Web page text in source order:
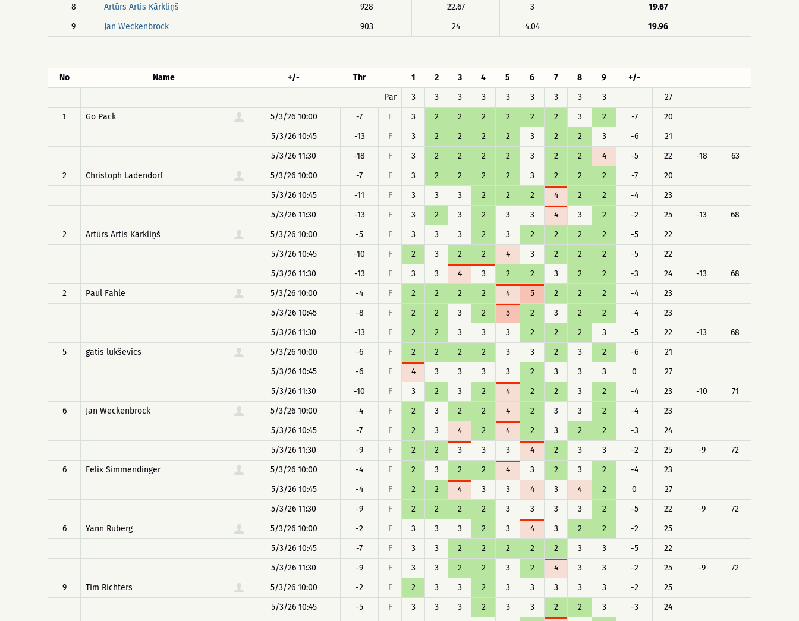
8
Artūrs Artis Kārkliņš 928 22.67 3
19.67
9
Jan Weckenbrock 903 24 4.04 19.96
No Name +/- Thr 1 2 3 4 5 6 7 8 9
+/-
Par
3 3 3 3 3 3 3 3 3
27
1
Go Pack 5/3/26 10:00 -7 F 3 2 2 2 2 2 2 3 2 -7
20
5/3/26 10:45
-13 F 3 2 2 2 2 3 2 2 3 -6
21
5/3/26 11:30
-18 F 3 2 2 2 2 3 2 2 4 -5 22 -18
63
2
Christoph Ladendorf 5/3/26 10:00 -7 F 3 2 2 2 2 3 2 2 2 -7
20
5/3/26 10:45
-11 F 3 3 3 2 2 2 4 2 2 -4
23
5/3/26 11:30
-13 F 3 2 3 2 3 3 4 3 2 -2 25 -13
68
2
Artūrs Artis Kārkliņš 5/3/26 10:00 -5 F 3 3 3 2 3 2 2 2 2 -5
22
5/3/26 10:45
-10 F 2 3 2 2 4 3 2 2 2 -5
22
5/3/26 11:30
-13 F 3 3 4 3 2 2 3 2 2 -3 24 -13
68
2
Paul Fahle 5/3/26 10:00 -4 F 2 2 2 2 4 5 2 2 2 -4
23
5/3/26 10:45
-8 F 2 2 3 2 5 2 3 2 2 -4
23
5/3/26 11:30
-13 F 2 2 3 3 3 2 2 2 3 -5 22 -13
68
5
gatis lukševics 5/3/26 10:00 -6 F 2 2 2 2 3 3 2 3 2 -6
21
5/3/26 10:45
-6 F 4 3 3 3 3 2 3 3 3 0
27
5/3/26 11:30
-10 F 3 2 3 2 4 2 2 3 2 -4 23 -10
71
6
Jan Weckenbrock 5/3/26 10:00 -4 F 2 3 2 2 4 2 3 3 2 -4
23
5/3/26 10:45
-7 F 2 3 4 2 4 2 3 2 2 -3
24
5/3/26 11:30
-9 F 2 2 3 3 3 4 2 3 3 -2 25 -9
72
6
Felix Simmendinger 5/3/26 10:00 -4 F 2 3 2 2 4 3 2 3 2 -4
23
5/3/26 10:45
-4 F 2 2 4 3 3 4 3 4 2 0
27
5/3/26 11:30
-9 F 2 2 2 2 3 3 3 3 2 -5 22 -9
72
6
Yann Ruberg 5/3/26 10:00 -2 F 3 3 3 2 3 4 3 2 2 -2
25
5/3/26 10:45
-7 F 3 3 2 2 2 2 2 3 3 -5
22
5/3/26 11:30
-9 F 3 3 2 2 3 2 4 3 3 -2 25 -9
72
9
Tim Richters 5/3/26 10:00 -2 F 2 3 3 2 3 3 3 3 3 -2
25
5/3/26 10:45
-5 F 3 3 3 2 3 3 2 2 3 -3
24